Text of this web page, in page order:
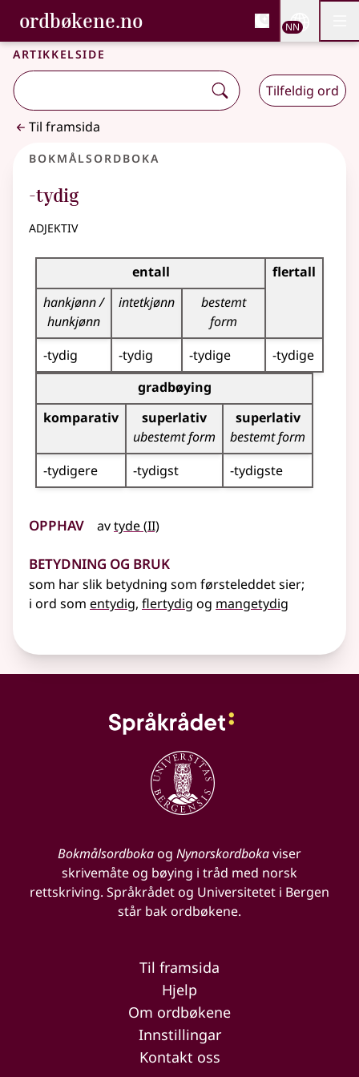
Gå til hovudinnhald
Tilgjenge
ordbøkene.no, Bokmålsordboka og
Bokmålsordboka og Nynorskordboka
NN
Artikkelside
Tilfeldig ord
Til framsida
Bokmålsordboka
-tydig
adjektiv
Bøyingstabell for dette adjektivet
entall
flertall
hankjønn /
hunkjønn
intetkjønn
bestemt
form
-tydig
-tydig -tydige
-tydige
Bøyingstabell for dette adjektivet (gradbøying)
gradbøying
komparativ
superlativ
ubestemt form
superlativ
bestemt form
-tydigere
-tydigst -tydigste
Opphav avtyde(2
II)
Betydning og bruk
som har slik betydning som førsteleddet sier;
i ord som entydig, flertydig og mangetydig
Bokmålsordbokaog Nynorskordbokaviser
skrivemåte og bøying i tråd med norsk
rettskriving. Språkrådet og Universitetet i Bergen
står bak ordbøkene.
Til framsida
Hjelp
Om ordbøkene
Innstillingar
Kontakt oss